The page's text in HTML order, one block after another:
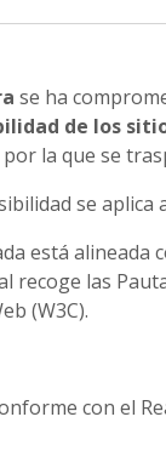
se ha
de los
la que se
se aplica
está alineada
recoge las
(W3C).
con el